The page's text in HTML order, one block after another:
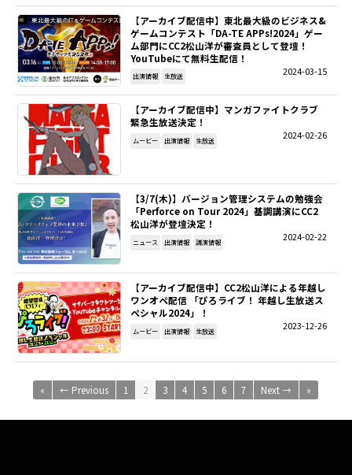
【アーカイブ配信中】東北最大級のビジネス&
ゲームコンテスト「DA-TE APPs!2024」ゲー
ム部門にCC2松山洋が審査員として登壇！
YouTubeにて無料生配信！
2024-03-15
出演情報 生放送
【アーカイブ配信中】マンガファイトクラブ
緊急生放送決定！
2024-02-26
ムービー 出演情報 生放送
【3/7(木)】バージョン管理システムの勉強会
「Perforce on Tour 2024」基調講演にCC2
松山洋が登壇決定！
2024-02-22
ニュース 出演情報 講演情報
【アーカイブ配信中】CC2松山洋による年越し
ワンオペ配信 「ぴろライブ！ 年越し生放送ス
ペシャル2024」！
2023-12-26
ムービー 出演情報 生放送
« ← Previous 1 2 3 4 5 6 7 Next → »